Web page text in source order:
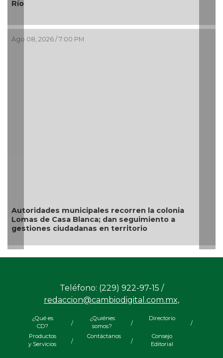
08, 2026 / 7:00 PM
municipales recorren la colonia
de Casa Blanca; dan seguimiento a
ciudadanas en territorio
Teléfono: (229) 922-97-15 /
redaccion@cambiodigital.com.mx,
¿Qué es
CD?
/
¿Quiénes
somos?
/
Directorio
/
Productos
y Servicios
/
Contáctanos
/
Consejo
Editorial